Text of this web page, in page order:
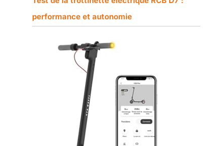
performance et autonomie